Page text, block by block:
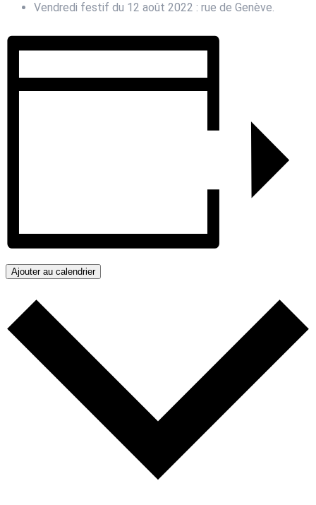
Vendredi festif du 12 août 2022 : rue de Genève.
Ajouter au calendrier